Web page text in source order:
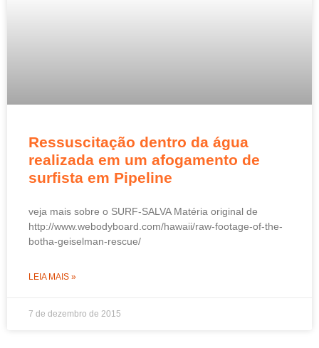
Ressuscitação dentro da água
realizada em um afogamento de
surfista em Pipeline
veja mais sobre o SURF-SALVA Matéria original de
http://www.webodyboard.com/hawaii/raw-footage-of-the-
botha-geiselman-rescue/
LEIA MAIS »
7 de dezembro de 2015